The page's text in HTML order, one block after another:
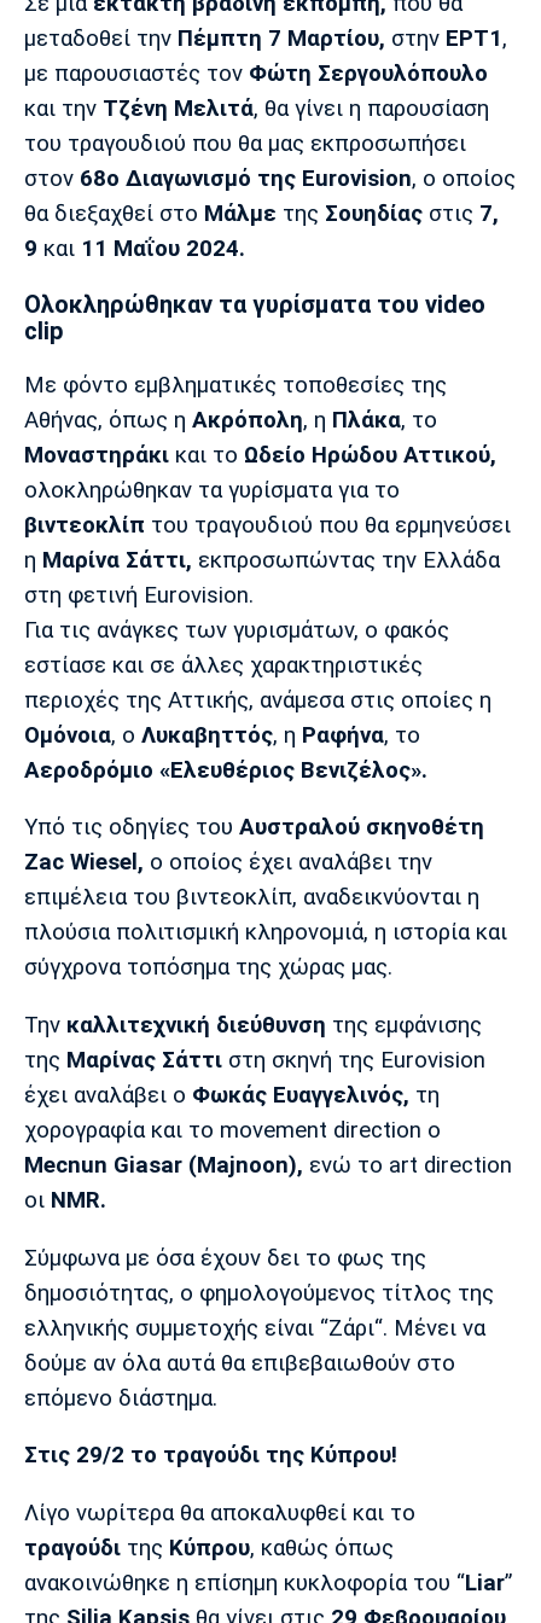
Cine Spot
Running
Media
Παρασκήνιο
Πρόγραμμα TV
Ιωνικός Κηφισιά
Μάντσεστερ
Γιουνάιτεντ
Τσέλσι Άρσεναλ
Λίβερπουλ
Σίτι
Γιουβέντους
Μίλαν
Μπορούσια
Ντόρτμουντ
Παρί Σεν
Ζερμέν
Μαρσέιγ
Μονακό
Ερυθρός
Τότεναμ
Μπενφίκα
μεταδοθεί την Πέμπτη 7 Μαρτίου, στην ΕΡΤ1,
με παρουσιαστές τον Φώτη Σεργουλόπουλο
και την Τζένη Μελιτά, θα γίνει η παρουσίαση
του τραγουδιού που θα μας εκπροσωπήσει
στον 68ο Διαγωνισμό της Eurovision, ο οποίος
θα διεξαχθεί στο Μάλμε της Σουηδίας στις 7,
9 και 11 Μαΐου 2024.
Ολοκληρώθηκαν τα γυρίσματα του video
clip
Με φόντο εμβληματικές τοποθεσίες της
Αθήνας, όπως η Ακρόπολη, η Πλάκα, το
Μοναστηράκι και το Ωδείο Ηρώδου Αττικού,
ολοκληρώθηκαν τα γυρίσματα για το
βιντεοκλίπ του τραγουδιού που θα ερμηνεύσει
η Μαρίνα Σάττι, εκπροσωπώντας την Ελλάδα
στη φετινή Eurovision.
Για τις ανάγκες των γυρισμάτων, ο φακός
εστίασε και σε άλλες χαρακτηριστικές
περιοχές της Αττικής, ανάμεσα στις οποίες η
Ομόνοια, ο Λυκαβηττός, η Ραφήνα, το
Αεροδρόμιο «Ελευθέριος Βενιζέλος».
Υπό τις οδηγίες του Αυστραλού σκηνοθέτη
Zac Wiesel, ο οποίος έχει αναλάβει την
επιμέλεια του βιντεοκλίπ, αναδεικνύονται η
πλούσια πολιτισμική κληρονομιά, η ιστορία και
σύγχρονα τοπόσημα της χώρας μας.
Την καλλιτεχνική διεύθυνση της εμφάνισης
της Μαρίνας Σάττι στη σκηνή της Eurovision
έχει αναλάβει ο Φωκάς Ευαγγελινός, τη
χορογραφία και το movement direction ο
Mecnun Giasar (Majnoon), ενώ το art direction
οι NMR.
Σύμφωνα με όσα έχουν δει το φως της
δημοσιότητας, ο φημολογούμενος τίτλος της
ελληνικής συμμετοχής είναι “Ζάρι“. Μένει να
δούμε αν όλα αυτά θα επιβεβαιωθούν στο
επόμενο διάστημα.
Στις 29/2 το τραγούδι της Κύπρου!
Λίγο νωρίτερα θα αποκαλυφθεί και το
τραγούδι της Κύπρου, καθώς όπως
ανακοινώθηκε η επίσημη κυκλοφορία του “Liar”